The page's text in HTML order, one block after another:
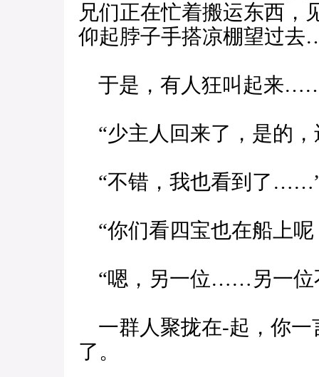
兄们正在忙着搬运东西，
仰起脖子手搭凉棚望过
于是，有人狂叫起来
“少主人回来了，是的，
“不错，我也看到了
“你们看四宝也在船上呢
“嗯，另一位……另一位
一群人聚拢在-起，你一
了。